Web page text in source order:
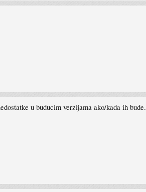
u buducim verzijama ako/kada ih bude.